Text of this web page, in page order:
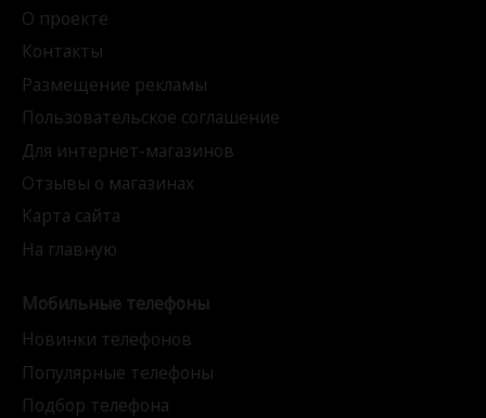
О проекте
Контакты
Размещение рекламы
Пользовательское соглашение
Для интернет-магазинов
Отзывы о магазинах
Карта сайта
На главную
Мобильные телефоны
Новинки телефонов
Популярные телефоны
Подбор телефона